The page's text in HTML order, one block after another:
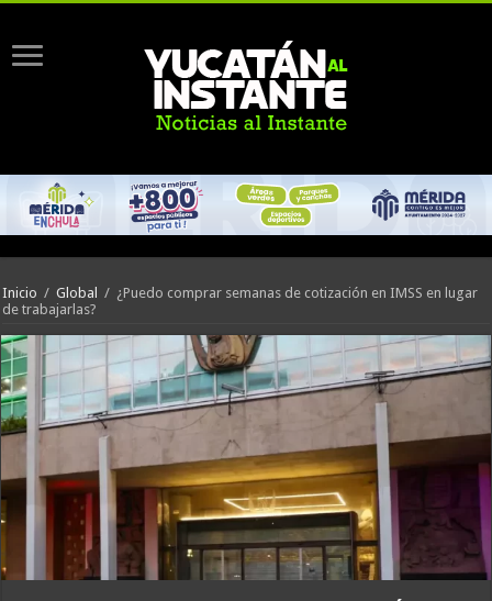
Inicio / Global / ¿Puedo comprar semanas de cotización en IMSS en lugar
de trabajarlas?